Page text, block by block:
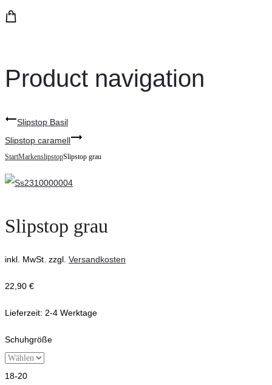
Product navigation
Slipstop Basil
Slipstop caramell
StartMarkenslipstopSlipstop grau
Slipstop grau
inkl. MwSt. zzgl. Versandkosten
22,90 €
Lieferzeit: 2-4 Werktage
Schuhgröße
18-20